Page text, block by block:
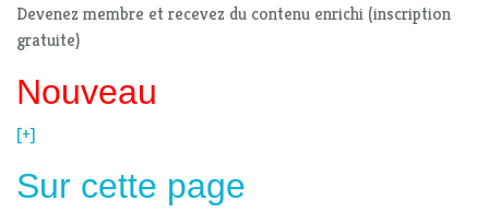
Devenez membre et recevez du contenu enrichi (inscription
gratuite)
Nouveau
[+]
Sur cette page